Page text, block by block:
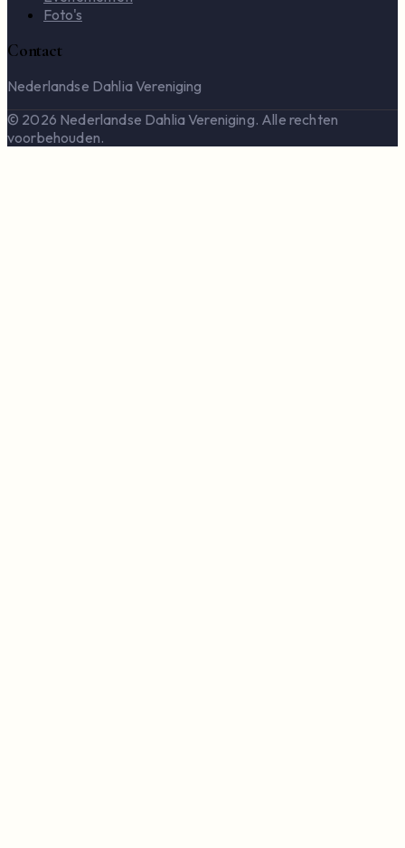
Foto's
Contact
Nederlandse Dahlia Vereniging
© 2026 Nederlandse Dahlia Vereniging. Alle rechten
voorbehouden.